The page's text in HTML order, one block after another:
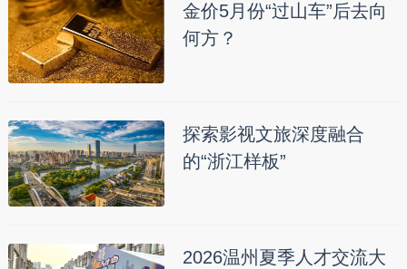
金价5月份“过山车”后去向
何方？
探索影视文旅深度融合
的“浙江样板”
2026温州夏季人才交流大